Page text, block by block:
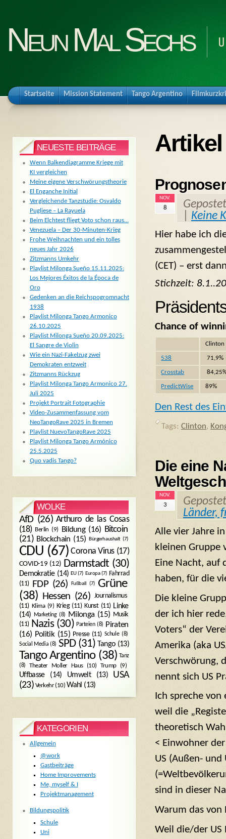
Neun Mal Sechs
Startseite Mission Statement Tango Argentino
NOV.
8
Keine
Hier habe ich
(CET) – erst
Stichzeit:
Chance of
Clinton
538 71,9%
Crosstab
PredictWise 89%
Den Rest des
Tags: Clinton,
Die eine
NOV.
3
Länder,
Alle vier Jahre
kleinen Gruppe
Eine Nacht, auf
haben, für die
Die kleine
der ich hier
Voters“ der
Amerika (aka
Verschwörung,
nennt sich US
Ich spreche von
weil die
theoretisch
< Einwohner
US (Außen-
sind in dieser
Warum das von
Weil die/der US
NEUESTE BEITRÄGE
Wenn Balkendiagramme Kriege mit
KI vergleichen
Meine eigene Verschwörungstheorie
El Enganche Initial
Vergleichende Tanzstudie: Osvaldo
Pugliese – La Rayuela
Beim Elchtest fliegt Voto schon raus…
Venezuela – Der 30-Minuten-Krieg
Frohe Weihnachten und ein tolles
neues Jahr 2026
Zitzmanns Umkehr
Playlist Milonga Sueño 15.11.2025:
Los Mejores Éxitos de la Época de
Oro
Gedenken an die Reichspogromnacht
1938
Playlist Milonga Tango Armonico
26.10.2025
Playlist Milonga Sueño 20.09.2025:
El Sangre de Violin
Wie ein Nazi-Fakelzug zwei
Demokraten entzweit
Zitzmanns Rückzug
Playlist Milonga Tango Armonico 27.
Juli 2025
Projekt Portrait Fotographie
Video-Zusammenfassung vom
NeoTangoRave 2025 in Bremen
Playlist NuevoTangoRave 2025
Playlist Milonga Tango Armónico
25.5.2025
Quo vadis Tango?
WOLKE
AfD(26) Arthuro de las Cosas
(18) Berlin (9) Bildung(16) Bitcoin
(21) Blockchain (15) Bürgerhaushalt (7)
CDU (67) Corona Virus(17)
COVID-19 (12) Darmstadt (30)
Demokratie(14) EU(7) Europa(7) Fahrrad
(11)
FDP(26) Fußball (7)
Grüne
(38) Hessen (26) Journalismus
(11) Klima(9) Krieg(11) Kunst(11) Linke
(14) Marketing(8) Milonga(15) Musik
(11) Nazis(30) Parteien(8) Piraten
(16) Politik(15) Presse(11) Schule(8)
Social Media (8) SPD(31) Tango(13)
Tango Argentino(38) Tanz
(8)
Theater Moller Haus(10) Trump(9)
Uffbasse(14) Umwelt(13)
USA
(23) Verkehr(10) Wahl (13)
KATEGORIEN
Allgemein
@work
Gastbeiträge
Home Improvements
Me, myself & I
Projektmanagement
Bildungspolitik
Schule
Uni